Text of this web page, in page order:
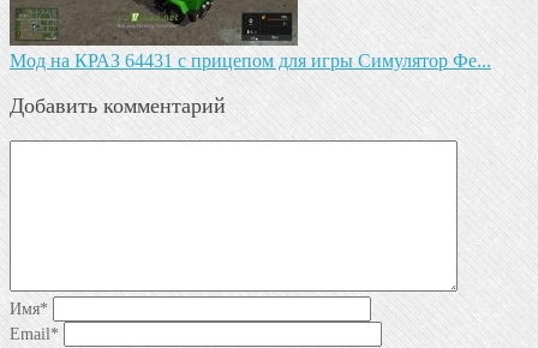
Мод на КРАЗ 64431 с прицепом для игры Симулятор Фе...
Добавить комментарий
Имя*
Email*